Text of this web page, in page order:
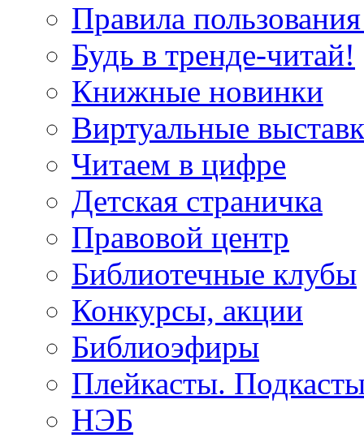
Правила
Будь в тренде-читай!
Книжные новинки
Виртуальные
Читаем в цифре
Детская страничка
Правовой центр
Библиотечные клубы
Конкурсы, акции
Библиоэфиры
Плейкасты.
НЭБ